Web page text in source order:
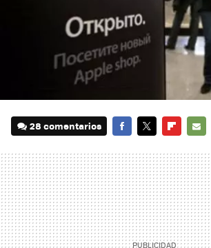
28 comentarios
MAIL